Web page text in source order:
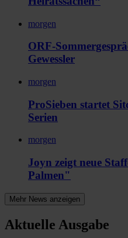
morgen
ORF-
Gewessler
morgen
ProSieben startet
Serien
morgen
Joyn zeigt neue
Palmen"
Mehr News anzeigen
Aktuelle Ausgabe